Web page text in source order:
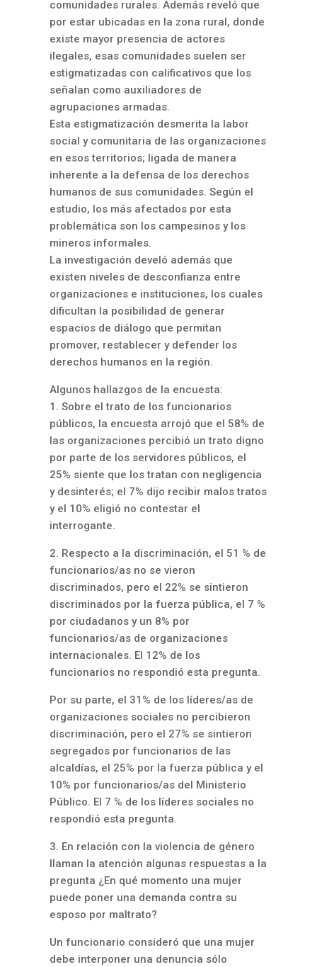
comunidades rurales. Además reveló que
por estar ubicadas en la zona rural, donde
existe mayor presencia de actores
ilegales, esas comunidades suelen ser
estigmatizadas con calificativos que los
señalan como auxiliadores de
agrupaciones armadas.
Esta estigmatización desmerita la labor
social y comunitaria de las organizaciones
en esos territorios; ligada de manera
inherente a la defensa de los derechos
humanos de sus comunidades. Según el
estudio, los más afectados por esta
problemática son los campesinos y los
mineros informales.
La investigación develó además que
existen niveles de desconfianza entre
organizaciones e instituciones, los cuales
dificultan la posibilidad de generar
espacios de diálogo que permitan
promover, restablecer y defender los
derechos humanos en la región.
Algunos hallazgos de la encuesta:
1. Sobre el trato de los funcionarios
públicos, la encuesta arrojó que el 58% de
las organizaciones percibió un trato digno
por parte de los servidores públicos, el
25% siente que los tratan con negligencia
y desinterés; el 7% dijo recibir malos tratos
y el 10% eligió no contestar el
interrogante.
2. Respecto a la discriminación, el 51 % de
funcionarios/as no se vieron
discriminados, pero el 22% se sintieron
discriminados por la fuerza pública, el 7 %
por ciudadanos y un 8% por
funcionarios/as de organizaciones
internacionales. El 12% de los
funcionarios no respondió esta pregunta.
Por su parte, el 31% de los líderes/as de
organizaciones sociales no percibieron
discriminación, pero el 27% se sintieron
segregados por funcionarios de las
alcaldías, el 25% por la fuerza pública y el
10% por funcionarios/as del Ministerio
Público. El 7 % de los líderes sociales no
respondió esta pregunta.
3. En relación con la violencia de género
llaman la atención algunas respuestas a la
pregunta ¿En qué momento una mujer
puede poner una demanda contra su
esposo por maltrato?
Un funcionario consideró que una mujer
debe interponer una denuncia sólo